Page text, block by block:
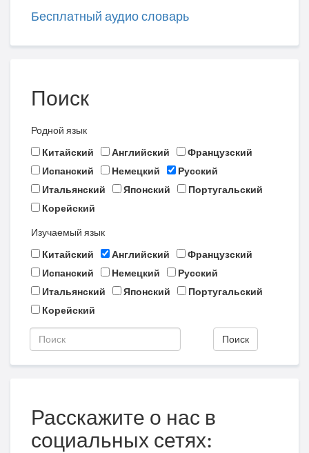
Бесплатный аудио словарь
Поиск
Родной язык
Китайский
Английский
Французский
Испанский
Немецкий
Русский
Итальянский
Японский
Португальский
Корейский
Изучаемый язык
Китайский
Английский
Французский
Испанский
Немецкий
Русский
Итальянский
Японский
Португальский
Корейский
Поиск
Расскажите о нас в
социальных сетях: